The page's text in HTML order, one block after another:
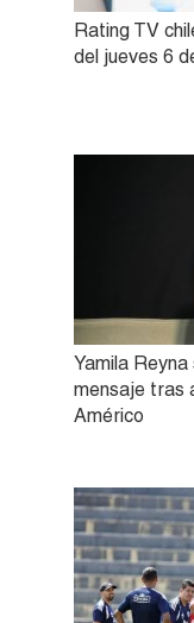
Rating TV
del jueves 6
Yamila
mensaje tras
Américo